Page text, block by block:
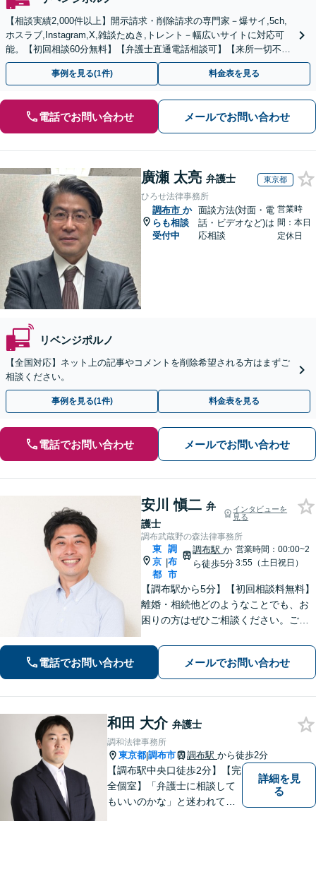
【相談実績2,000件以上】開示請求・削除請求の専門家－爆サイ,5ch,
ホスラブ,Instagram,X,雑談たぬき,トレント－幅広いサイトに対応可
能。【初回相談60分無料】【弁護士直通電話相談可】【来所一切不
要】【夜間・休日面談可】
事例を見る(1件) 料金表を見る
電話でお問い合わせ メールでお問い合わせ
廣瀬 太亮 弁護士 東京都
ひろせ法律事務所
調布市 か
らも相談
受付中
面談方法(対面・電
話・ビデオなど)は
応相談
営業時
間：本日
定休日
リベンジポルノ
【全国対応】ネット上の記事やコメントを削除希望される方はまずご
相談ください。
事例を見る(1件) 料金表を見る
電話でお問い合わせ メールでお問い合わせ
安川 愼二 弁
護士
インタビューを
見る
調布武蔵野の森法律事務所
東
京
都
|
調
布
市
調布駅か
ら徒歩5分
営業時間：00:00~2
3:55（土日祝日）
【調布駅から5分】【初回相談料無料】
離婚・相続他どのようなことでも、お
困りの方はぜひご相談ください。ご連
させていただきます。
電話でお問い合わせ メールでお問い合わせ
和田 大介 弁護士
調和法律事務所
東京都|調布市 調布駅 から徒歩2分
【調布駅中央口徒歩2分】【完
全個室】「弁護士に相談して
もいいのかな」と迷われてい
詳細を見
る